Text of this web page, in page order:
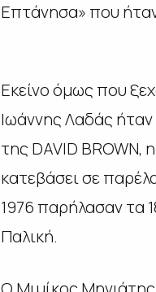
Επτάνησα» που
Εκείνο όμως που
Ιωάννης Λαδάς
της DAVID
κατεβάσει σε
1976 παρήλασαν τα
Παλική.